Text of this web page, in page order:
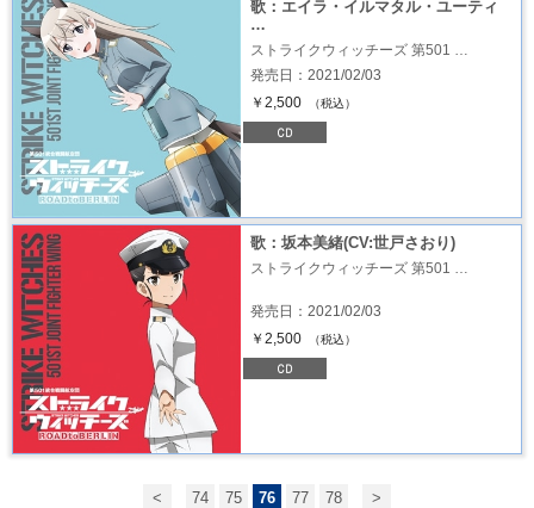
歌：エイラ・イルマタル・ユーティ
…
ストライクウィッチーズ 第501 …
発売日：2021/02/03
￥2,500
（税込）
歌：坂本美緒(CV:世戸さおり)
ストライクウィッチーズ 第501 …
発売日：2021/02/03
￥2,500
（税込）
< 74 75 76 77 78 >